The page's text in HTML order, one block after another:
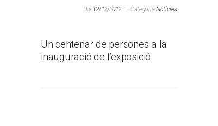
Dia 12/12/2012 Categoria Notícies
Un centenar de persones a la
inauguració de l’exposició